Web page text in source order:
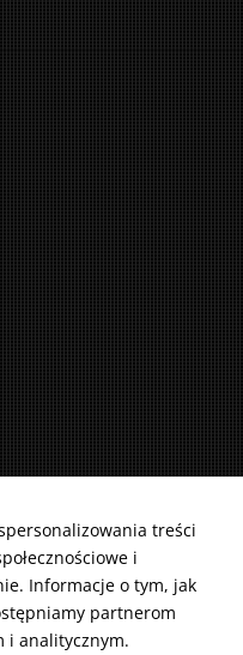
31-752 Kraków
- Piątek: 8-18,
treści
i
Informacje o tym, jak
partnerom
i analitycznym.